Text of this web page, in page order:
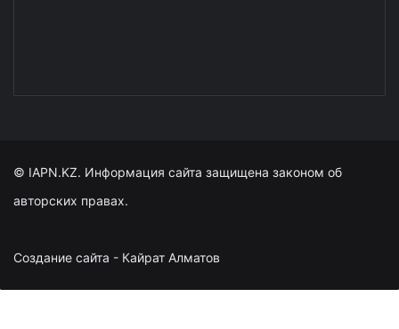
© IAPN.KZ. Информация сайта защищена законом об
авторских правах.
Создание сайта - Кайрат Алматов